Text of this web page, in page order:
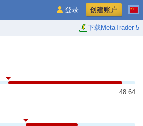
下载MetaTrader 5
登录 创建账户
48.64